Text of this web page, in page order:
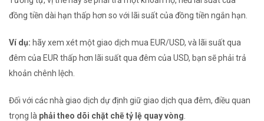
đồng tiền dài hạn thấp hơn so với lãi suất của đồng tiền ngắn hạn.
Ví dụ: hãy xem xét một giao dịch mua EUR/USD, và lãi suất qua
đêm của EUR thấp hơn lãi suất qua đêm của USD, bạn sẽ phải trả
khoản chênh lệch.
Đối với các nhà giao dịch dự định giữ giao dịch qua đêm, điều quan
trọng là phải theo dõi chặt chẽ tỷ lệ quay vòng